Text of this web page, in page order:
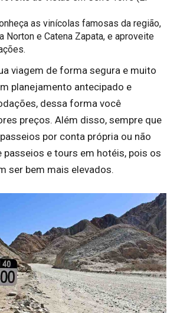
as vinícolas famosas da região,
Norton e Catena Zapata, e aproveite
viagem de forma segura e muito
planejamento antecipado e
dessa forma você
preços. Além disso, sempre que
por conta própria ou não
passeios e tours em hotéis, pois os
ser bem mais elevados.